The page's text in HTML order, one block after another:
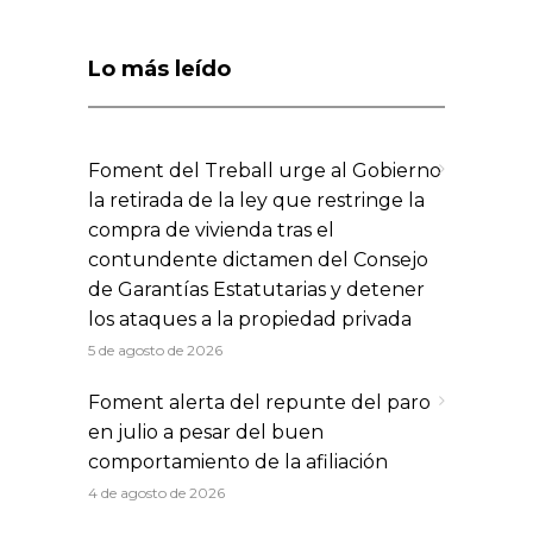
Lo más leído
Foment del Treball urge al Gobierno
la retirada de la ley que restringe la
compra de vivienda tras el
contundente dictamen del Consejo
de Garantías Estatutarias y detener
los ataques a la propiedad privada
5 de agosto de 2026
Foment alerta del repunte del paro
en julio a pesar del buen
comportamiento de la afiliación
4 de agosto de 2026